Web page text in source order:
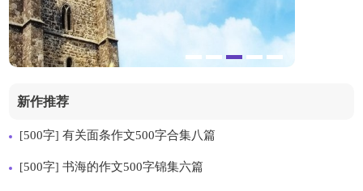
新作推荐
[500字] 有关面条作文500字合集八篇
[500字] 书海的作文500字锦集六篇